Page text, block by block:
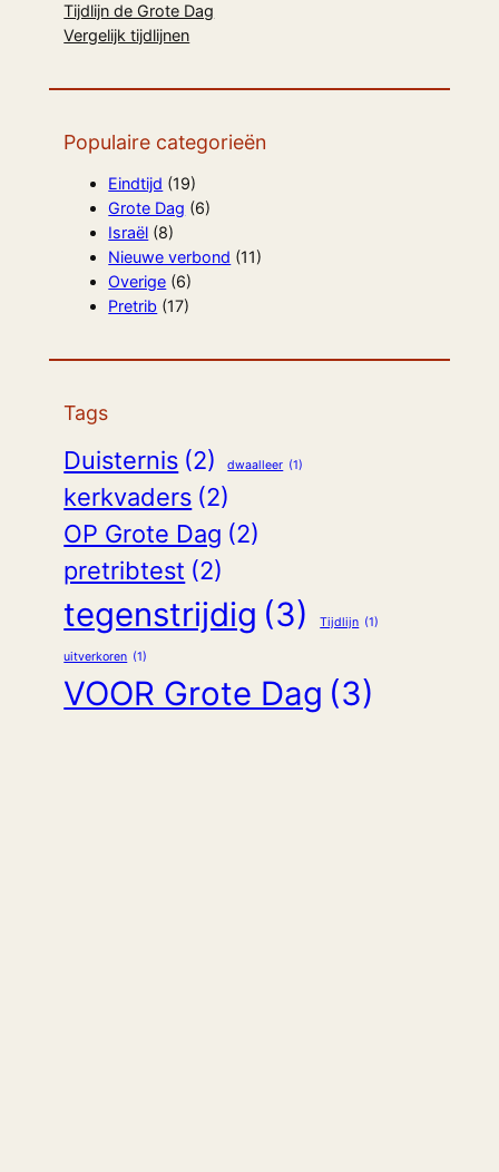
Tijdlijn de Grote Dag
Vergelijk tijdlijnen
Populaire categorieën
Eindtijd (19)
Grote Dag (6)
Israël (8)
Nieuwe verbond (11)
Overige (6)
Pretrib (17)
Tags
Duisternis (2) dwaalleer (1)
kerkvaders (2)
OP Grote Dag (2)
pretribtest (2)
tegenstrijdig (3) Tijdlijn (1)
uitverkoren (1)
VOOR Grote Dag (3)